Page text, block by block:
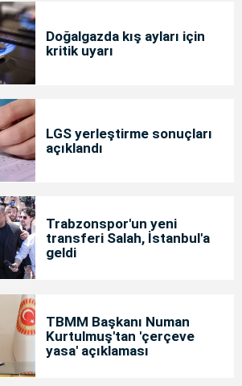
Doğalgazda kış ayları için
kritik uyarı
LGS yerleştirme sonuçları
açıklandı
Trabzonspor'un yeni
transferi Salah, İstanbul'a
geldi
TBMM Başkanı Numan
Kurtulmuş'tan 'çerçeve
yasa' açıklaması